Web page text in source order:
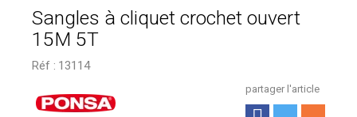
Sangles à cliquet crochet ouvert
15M 5T
Réf : 13114
partager l'article